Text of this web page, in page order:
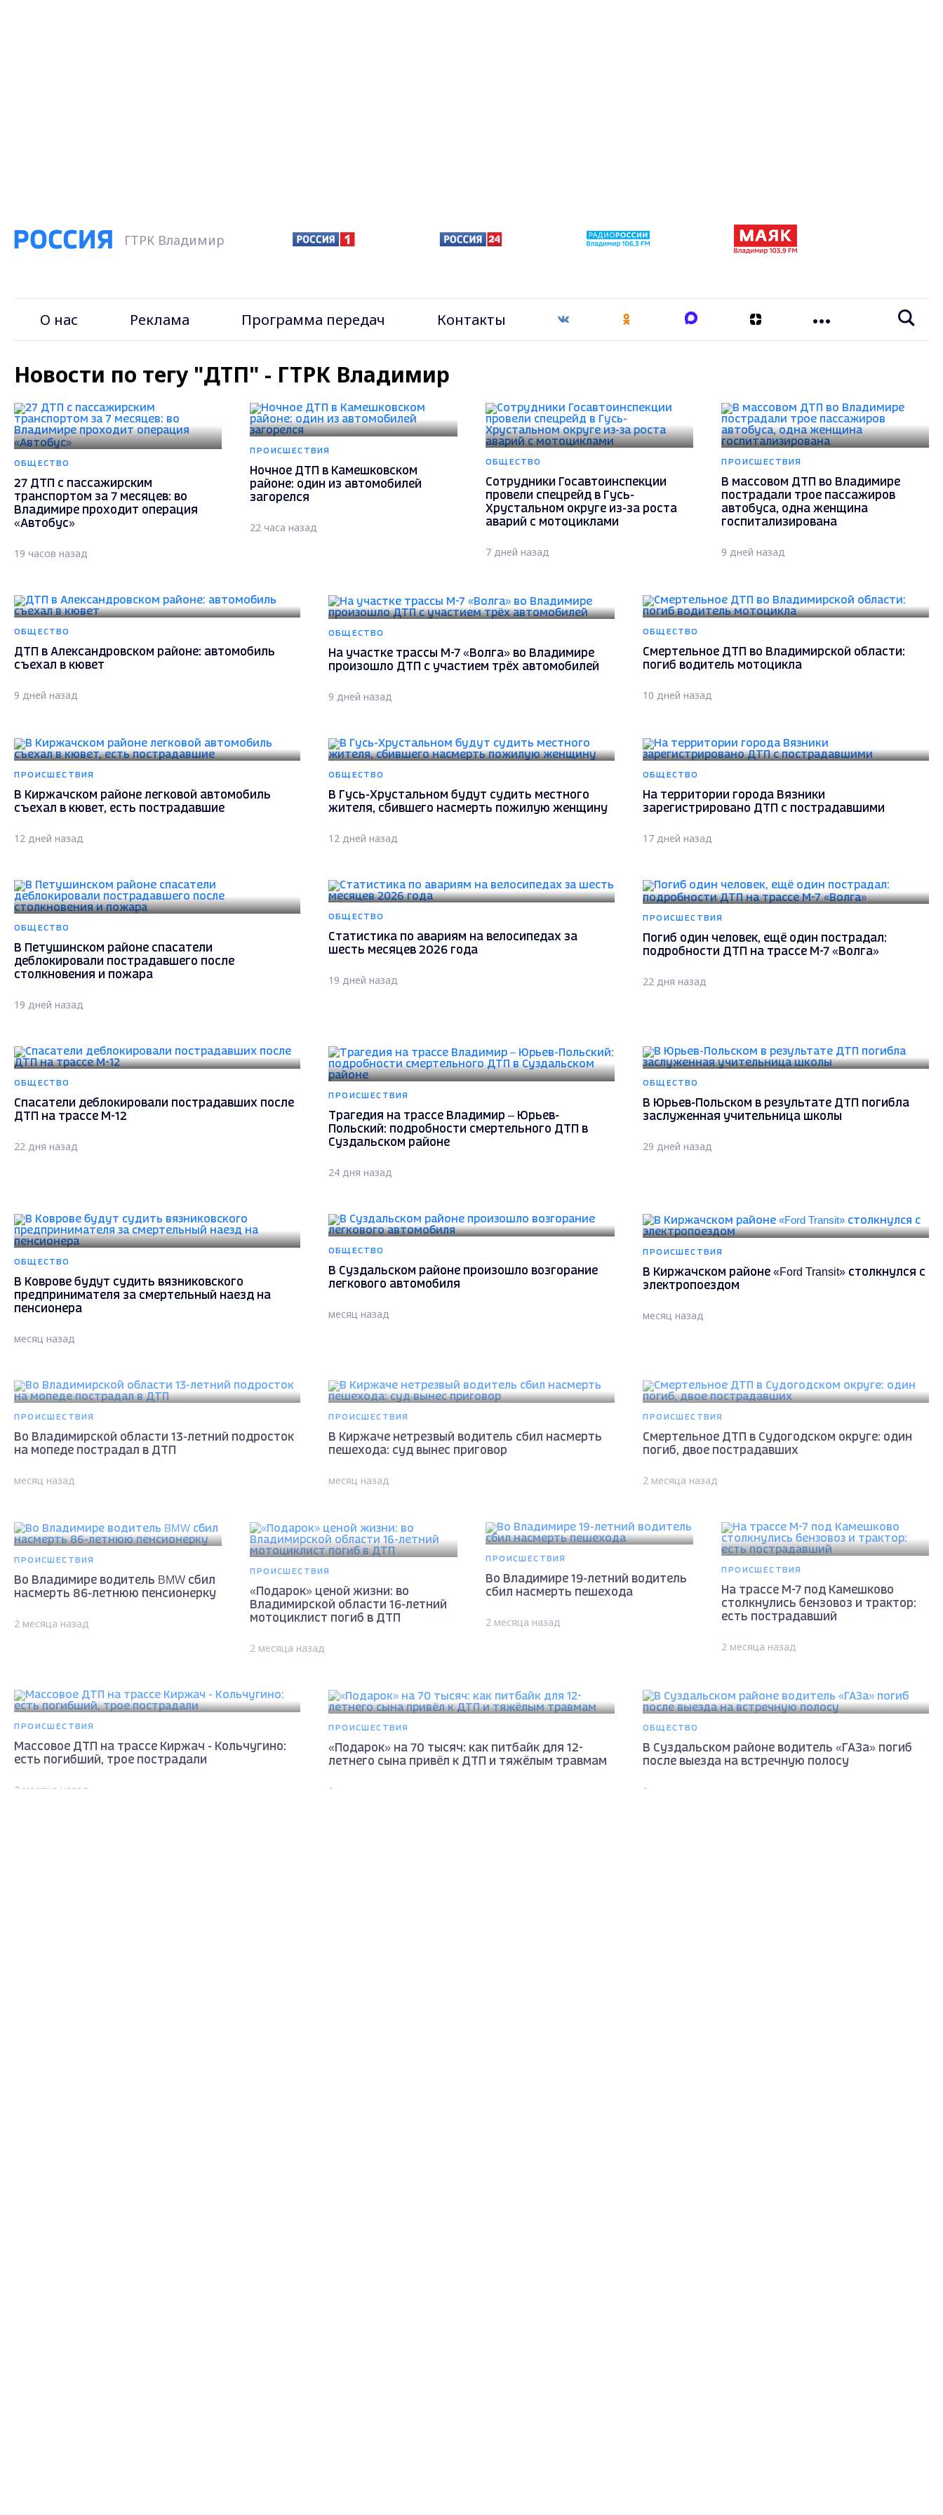
ГТРК Владимир
О нас Реклама Программа передач Контакты
Новости по тегу "ДТП" - ГТРК Владимир
ОБЩЕСТВО
27 ДТП с пассажирским
транспортом за 7 месяцев: во
Владимире проходит операция
«Автобус»
19 часов назад
ПРОИСШЕСТВИЯ
Ночное ДТП в Камешковском
районе: один из автомобилей
загорелся
22 часа назад
ОБЩЕСТВО
Сотрудники Госавтоинспекции
провели спецрейд в Гусь-
Хрустальном округе из-за роста
аварий с мотоциклами
7 дней назад
ПРОИСШЕСТВИЯ
В массовом ДТП во Владимире
пострадали трое пассажиров
автобуса, одна женщина
госпитализирована
9 дней назад
ОБЩЕСТВО
ДТП в Александровском районе: автомобиль
съехал в кювет
9 дней назад
ОБЩЕСТВО
На участке трассы М-7 «Волга» во Владимире
произошло ДТП с участием трёх автомобилей
9 дней назад
ОБЩЕСТВО
Смертельное ДТП во Владимирской области:
погиб водитель мотоцикла
10 дней назад
ПРОИСШЕСТВИЯ
В Киржачском районе легковой автомобиль
съехал в кювет, есть пострадавшие
12 дней назад
ОБЩЕСТВО
В Гусь-Хрустальном будут судить местного
жителя, сбившего насмерть пожилую женщину
12 дней назад
ОБЩЕСТВО
На территории города Вязники
зарегистрировано ДТП с пострадавшими
17 дней назад
ОБЩЕСТВО
В Петушинском районе спасатели
деблокировали пострадавшего после
столкновения и пожара
19 дней назад
ОБЩЕСТВО
Статистика по авариям на велосипедах за
шесть месяцев 2026 года
19 дней назад
ПРОИСШЕСТВИЯ
Погиб один человек, ещё один пострадал:
подробности ДТП на трассе М-7 «Волга»
22 дня назад
ОБЩЕСТВО
Спасатели деблокировали пострадавших после
ДТП на трассе М-12
22 дня назад
ПРОИСШЕСТВИЯ
Трагедия на трассе Владимир – Юрьев-
Польский: подробности смертельного ДТП в
Суздальском районе
24 дня назад
ОБЩЕСТВО
В Юрьев-Польском в результате ДТП погибла
заслуженная учительница школы
29 дней назад
ОБЩЕСТВО
В Коврове будут судить вязниковского
предпринимателя за смертельный наезд на
пенсионера
месяц назад
ОБЩЕСТВО
В Суздальском районе произошло возгорание
легкового автомобиля
месяц назад
ПРОИСШЕСТВИЯ
В Киржачском районе «Ford Transit» столкнулся с
электропоездом
месяц назад
ПРОИСШЕСТВИЯ
Во Владимирской области 13-летний подросток
на мопеде пострадал в ДТП
месяц назад
ПРОИСШЕСТВИЯ
В Киржаче нетрезвый водитель сбил насмерть
пешехода: суд вынес приговор
месяц назад
ПРОИСШЕСТВИЯ
Смертельное ДТП в Судогодском округе: один
погиб, двое пострадавших
2 месяца назад
ПРОИСШЕСТВИЯ
Во Владимире водитель BMW сбил
насмерть 86-летнюю пенсионерку
2 месяца назад
ПРОИСШЕСТВИЯ
«Подарок» ценой жизни: во
Владимирской области 16-летний
мотоциклист погиб в ДТП
2 месяца назад
ПРОИСШЕСТВИЯ
Во Владимире 19-летний водитель
сбил насмерть пешехода
2 месяца назад
ПРОИСШЕСТВИЯ
На трассе М-7 под Камешково
столкнулись бензовоз и трактор:
есть пострадавший
2 месяца назад
ПРОИСШЕСТВИЯ
Массовое ДТП на трассе Киржач - Кольчугино:
есть погибший, трое пострадали
2 месяца назад
ПРОИСШЕСТВИЯ
«Подарок» на 70 тысяч: как питбайк для 12-
летнего сына привёл к ДТП и тяжёлым травмам
2 месяца назад
ОБЩЕСТВО
В Суздальском районе водитель «ГАЗа» погиб
после выезда на встречную полосу
2 месяца назад